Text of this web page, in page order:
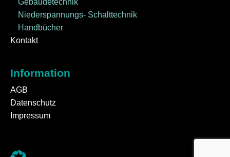
Gebäudetechnik
Niederspannungs- Schalttechnik
Handbücher
Kontakt
Information
AGB
Datenschutz
Impressum